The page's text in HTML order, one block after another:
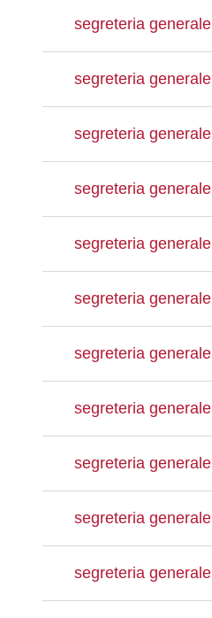
segreteria generale
segreteria generale
segreteria generale
segreteria generale
segreteria generale
segreteria generale
segreteria generale
segreteria generale
segreteria generale
segreteria generale
segreteria generale